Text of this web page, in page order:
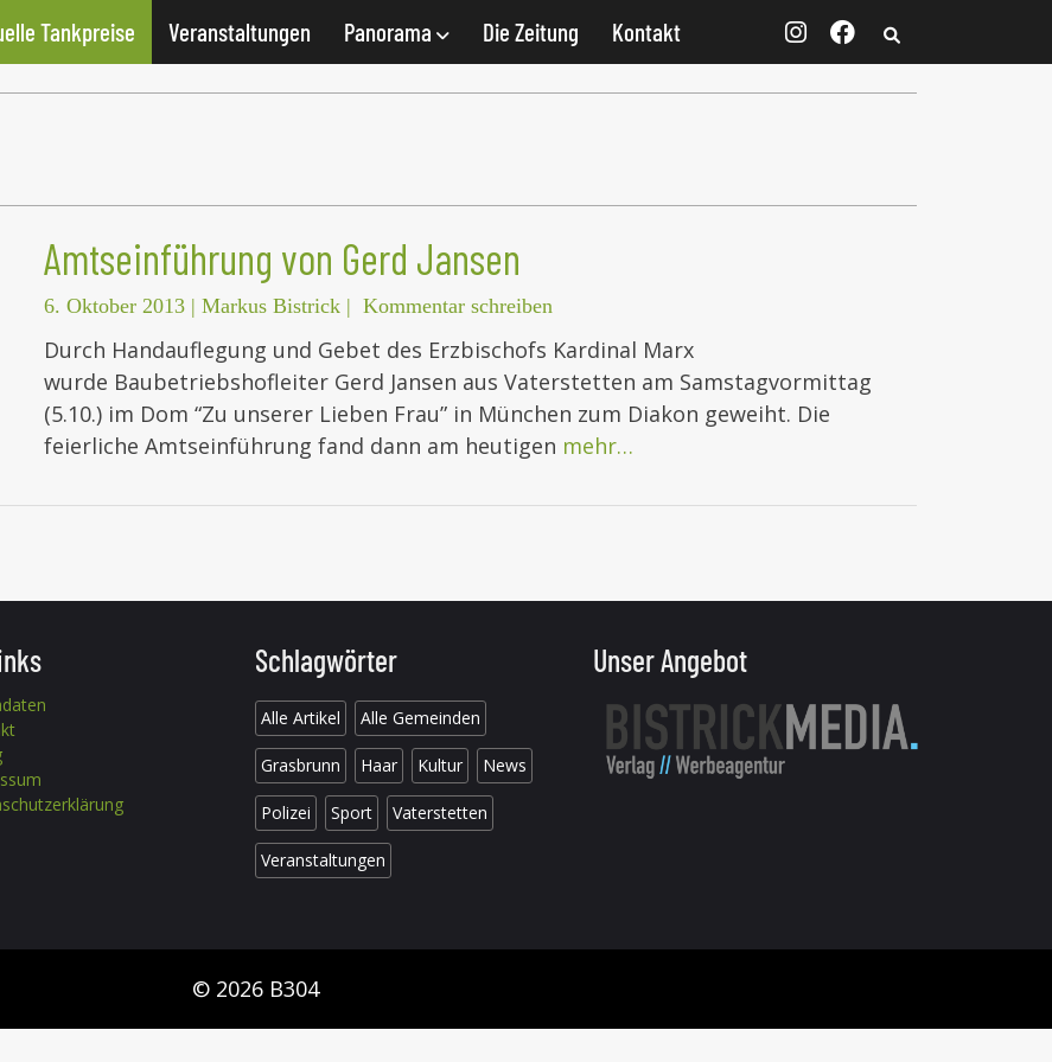
Tankpreise Veranstaltungen Panorama Die Zeitung Kontakt
Amtseinführung von Gerd Jansen
6. Oktober 2013 | Markus Bistrick | Kommentar schreiben
Durch Handauflegung und Gebet des Erzbischofs Kardinal Marx
wurde Baubetriebshofleiter Gerd Jansen aus Vaterstetten am Samstagvormittag
(5.10.) im Dom “Zu unserer Lieben Frau” in München zum Diakon geweiht. Die
feierliche Amtseinführung fand dann am heutigen mehr…
Schlagwörter
Alle Artikel Alle Gemeinden
Grasbrunn Haar Kultur News
Polizei Sport Vaterstetten
Veranstaltungen
Unser Angebot
© 2026 B304